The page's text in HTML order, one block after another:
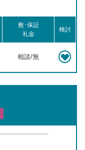
敷･保証
礼金
検討
相談/無